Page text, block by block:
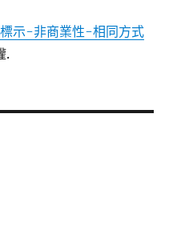
標示-非商業性-相同方式
.